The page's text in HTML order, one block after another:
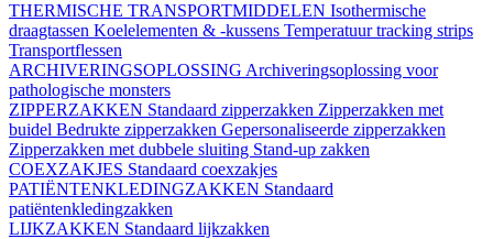
THERMISCHE TRANSPORTMIDDELEN Isothermische
draagtassen Koelelementen & -kussens Temperatuur tracking strips
Transportflessen
ARCHIVERINGSOPLOSSING Archiveringsoplossing voor
pathologische monsters
ZIPPERZAKKEN Standaard zipperzakken Zipperzakken met
buidel Bedrukte zipperzakken Gepersonaliseerde zipperzakken
Zipperzakken met dubbele sluiting Stand-up zakken
COEXZAKJES Standaard coexzakjes
PATIËNTENKLEDINGZAKKEN Standaard
patiëntenkledingzakken
LIJKZAKKEN Standaard lijkzakken